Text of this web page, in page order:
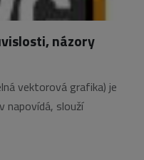
názory
vektorová grafika) je
napovídá, slouží